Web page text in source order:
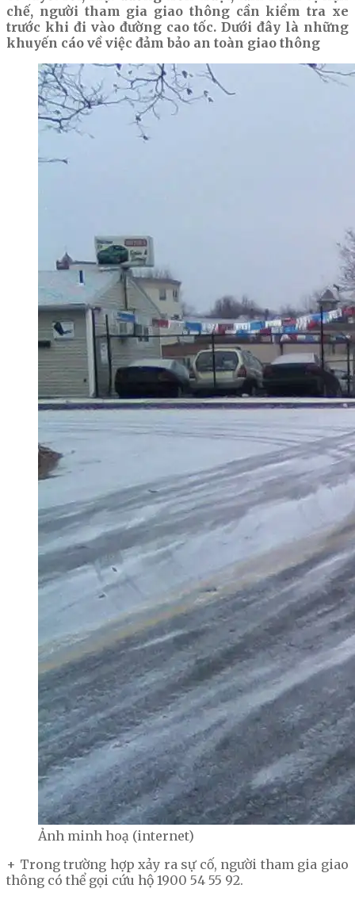
chế, người tham gia giao thông cần kiểm tra xe
trước khi đi vào đường cao tốc. Dưới đây là những
khuyến cáo về việc đảm bảo an toàn giao thông
Ảnh minh hoạ (internet)
+ Trong trường hợp xảy ra sự cố, người tham gia giao
thông có thể gọi cứu hộ 1900 54 55 92.